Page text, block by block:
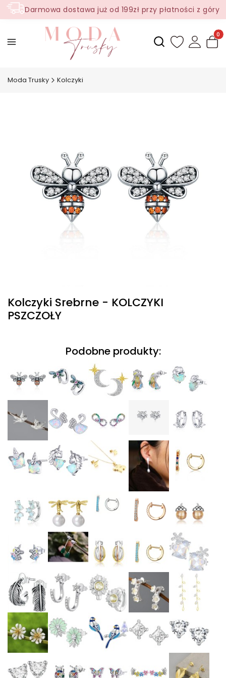
Darmowa dostawa już od 199zł przy płatności z góry
Otwórz
Moda Trusky Kolczyki
Kolczyki Srebrne - KOLCZYKI
PSZCZOŁY
Podobne produkty: